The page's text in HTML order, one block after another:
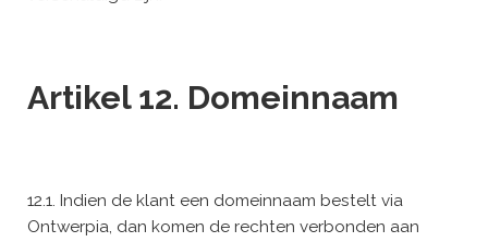
Artikel 12. Domeinnaam
12.1. Indien de klant een domeinnaam bestelt via
Ontwerpia, dan komen de rechten verbonden aan